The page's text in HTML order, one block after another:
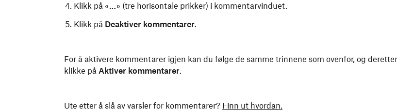
Klikk på «…» (tre horisontale prikker) i kommentarvinduet.
Klikk på Deaktiver kommentarer.
For å aktivere kommentarer igjen kan du følge de samme trinnene som ovenfor, og deretter
klikke på Aktiver kommentarer.
Ute etter å slå av varsler for kommentarer? Finn ut hvordan.